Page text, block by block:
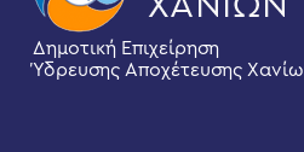
Δημοτική Επιχείρηση
Ύδρευσης Αποχέτευσης